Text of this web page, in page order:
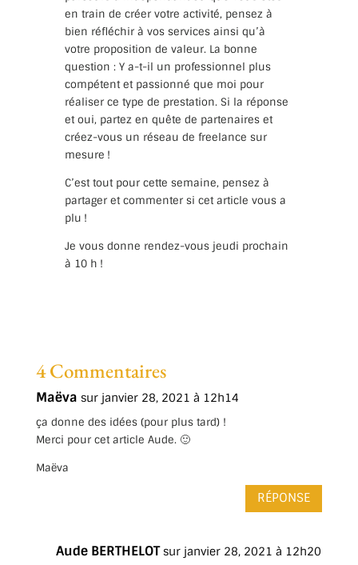
en train de créer votre activité, pensez à
bien réfléchir à vos services ainsi qu’à
votre proposition de valeur. La bonne
question : Y a-t-il un professionnel plus
compétent et passionné que moi pour
réaliser ce type de prestation. Si la réponse
et oui, partez en quête de partenaires et
créez-vous un réseau de freelance sur
mesure !
C’est tout pour cette semaine, pensez à
partager et commenter si cet article vous a
plu !
Je vous donne rendez-vous jeudi prochain
à 10 h !
4 Commentaires
Maëva sur janvier 28, 2021 à 12h14
ça donne des idées (pour plus tard) !
Merci pour cet article Aude. 🙂
Maëva
RÉPONSE
Aude BERTHELOT sur janvier 28, 2021 à 12h20